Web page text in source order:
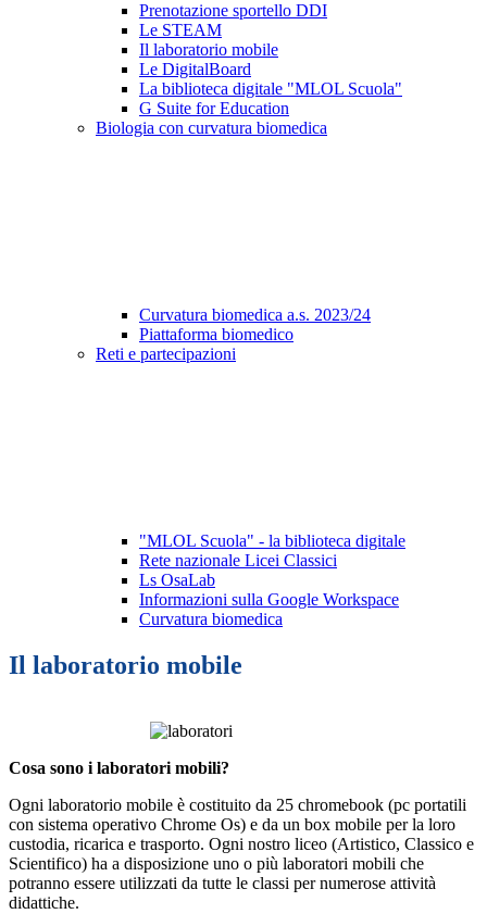
Prenotazione sportello DDI
Le STEAM
Il laboratorio mobile
Le DigitalBoard
La biblioteca digitale "MLOL Scuola"
G Suite for Education
Biologia con curvatura biomedica
Curvatura biomedica a.s. 2023/24
Piattaforma biomedico
Reti e partecipazioni
"MLOL Scuola" - la biblioteca digitale
Rete nazionale Licei Classici
Ls OsaLab
Informazioni sulla Google Workspace
Curvatura biomedica
Il laboratorio mobile
Cosa sono i laboratori mobili?
Ogni laboratorio mobile è costituito da 25 chromebook (pc portatili
con sistema operativo Chrome Os) e da un box mobile per la loro
custodia, ricarica e trasporto. Ogni nostro liceo (Artistico, Classico e
Scientifico) ha a disposizione uno o più laboratori mobili che
potranno essere utilizzati da tutte le classi per numerose attività
didattiche.